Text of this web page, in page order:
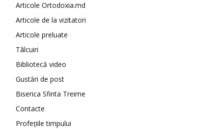
Articole Ortodoxia.md
Articole de la vizitatori
Articole preluate
Tâlcuiri
Bibliotecă video
Gustări de post
Biserica Sfinta Treime
Contacte
Profețiile timpului